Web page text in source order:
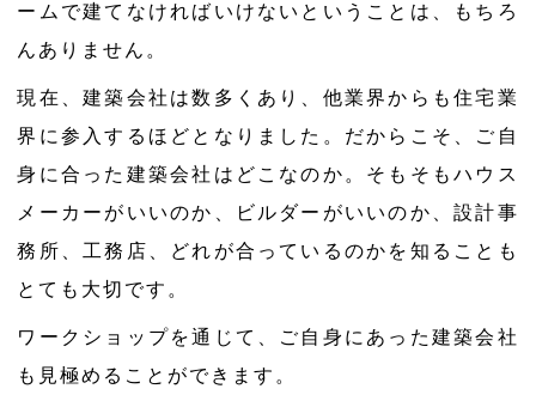
ームで建てなければいけないということは、もちろ
んありません。
現在、建築会社は数多くあり、他業界からも住宅業
界に参入するほどとなりました。だからこそ、ご自
身に合った建築会社はどこなのか。そもそもハウス
メーカーがいいのか、ビルダーがいいのか、設計事
務所、工務店、どれが合っているのかを知ることも
とても大切です。
ワークショップを通じて、ご自身にあった建築会社
も見極めることができます。